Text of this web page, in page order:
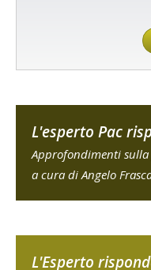
L'esperto Pac
Approfondimenti
a cura di Angelo
L'Esperto